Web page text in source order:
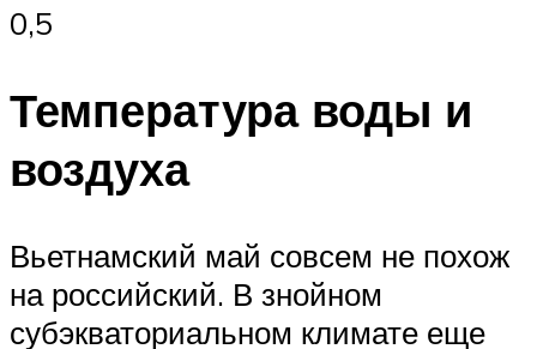
0,5
Температура воды и
воздуха
Вьетнамский май совсем не похож
на российский. В знойном
субэкваториальном климате еще